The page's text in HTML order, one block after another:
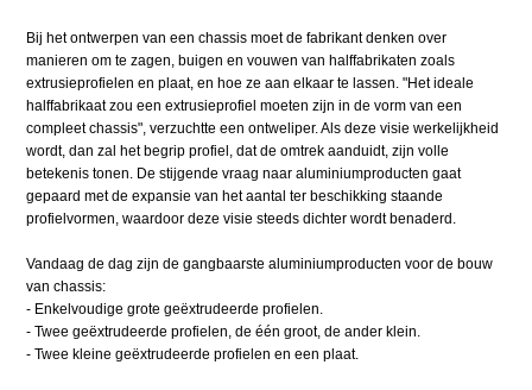
Bij het ontwerpen van een chassis moet de fabrikant denken over
manieren om te zagen, buigen en vouwen van halffabrikaten zoals
extrusieprofielen en plaat, en hoe ze aan elkaar te lassen. "Het ideale
halffabrikaat zou een extrusieprofiel moeten zijn in de vorm van een
compleet chassis", verzuchtte een ontweliper. Als deze visie werkelijkheid
wordt, dan zal het begrip profiel, dat de omtrek aanduidt, zijn volle
betekenis tonen. De stijgende vraag naar aluminiumproducten gaat
gepaard met de expansie van het aantal ter beschikking staande
profielvormen, waardoor deze visie steeds dichter wordt benaderd.
Vandaag de dag zijn de gangbaarste aluminiumproducten voor de bouw
van chassis:
- Enkelvoudige grote geëxtrudeerde profielen.
- Twee geëxtrudeerde profielen, de één groot, de ander klein.
- Twee kleine geëxtrudeerde profielen en een plaat.